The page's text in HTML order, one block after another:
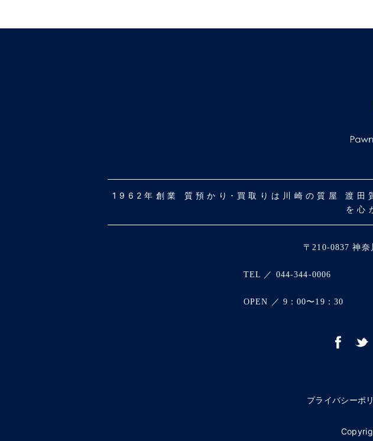
1962年創業 質預かり･買取りは川崎の質屋 渡田
を心
〒210-0837 神
TEL ／ 044-344-0006
OPEN ／ 9：00〜19：30
プライバシーポ